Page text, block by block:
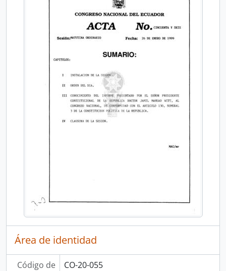
Área de identidad
Código de
CO-20-055